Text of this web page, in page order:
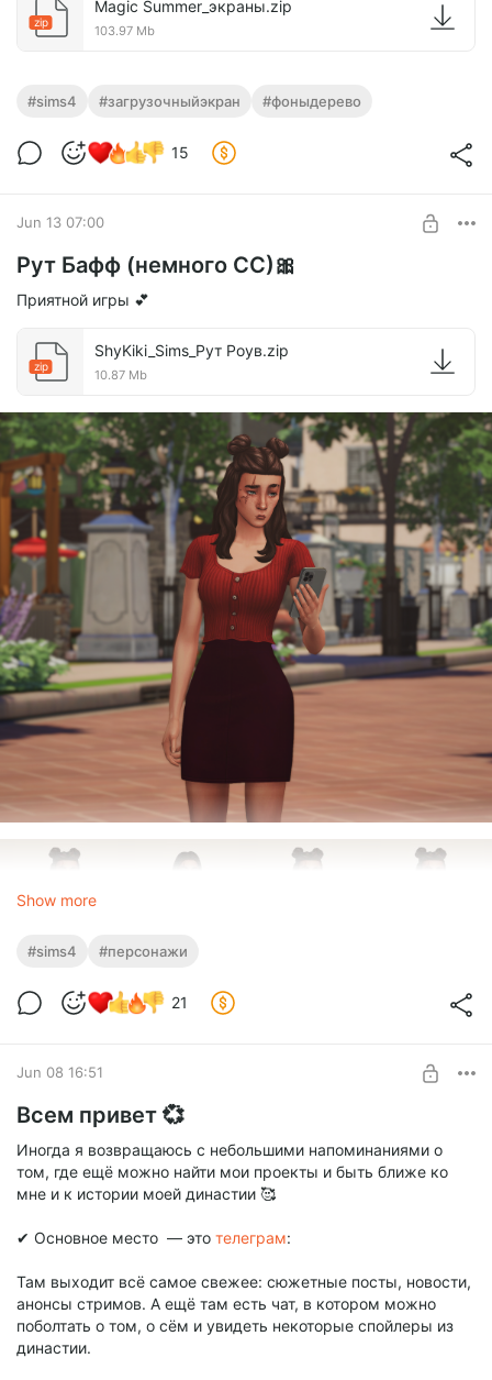
zip
Magic Summer_экраны.zip
103.97 Mb
#sims4 #загрузочныйэкран #фоныдерево
15
Jun 13 07:00
Рут Бафф (немного СС)🎀
Приятной игры 💕
zip
ShyKiki_Sims_Рут Роув.zip
10.87 Mb
Show more
#sims4 #персонажи
21
Jun 08 16:51
Всем привет 💞
Иногда я возвращаюсь с небольшими напоминаниями о
том, где ещё можно найти мои проекты и быть ближе ко
мне и к истории моей династии 🥰
✔ Основное место — это телеграм:
Там выходит всё самое свежее: сюжетные посты, новости,
анонсы стримов. А ещё там есть чат, в котором можно
поболтать о том, о сём и увидеть некоторые спойлеры из
династии.